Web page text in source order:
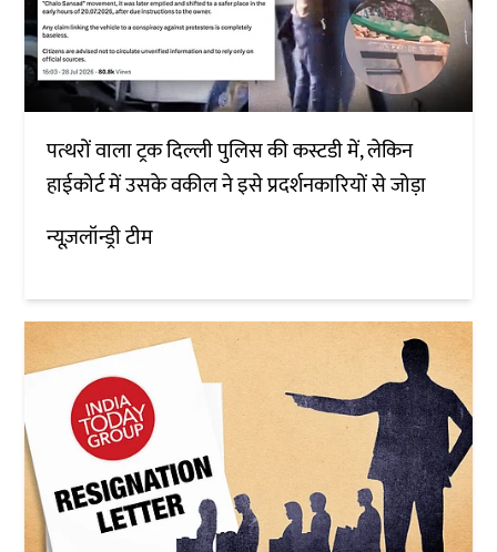
पत्थरों वाला ट्रक दिल्ली पुलिस की कस्टडी में, लेकिन
हाईकोर्ट में उसके वकील ने इसे प्रदर्शनकारियों से जोड़ा
न्यूज़लॉन्ड्री टीम